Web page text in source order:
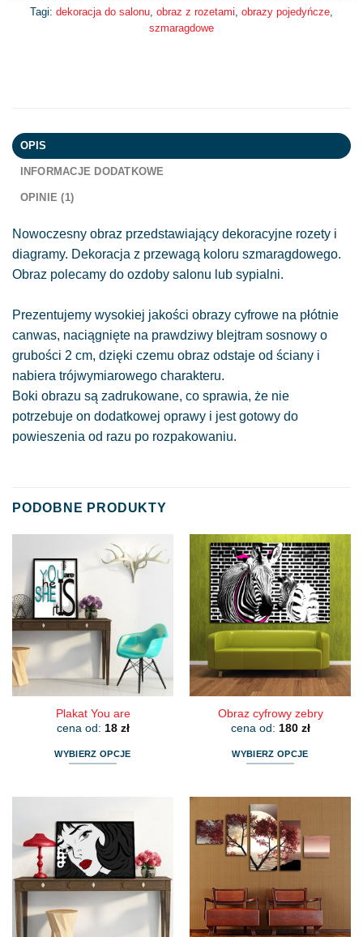
Tagi: dekoracja do salonu obraz z rozetami obrazy pojedyńcze
szmaragdowe
OPIS
INFORMACJE DODATKOWE
OPINIE (1)
Nowoczesny obraz przedstawiający dekoracyjne rozety i
diagramy. Dekoracja z przewagą koloru szmaragdowego.
Obraz polecamy do ozdoby salonu lub sypialni.
Prezentujemy wysokiej jakości obrazy cyfrowe na płótnie
canwas, naciągnięte na prawdziwy blejtram sosnowy o
grubości 2 cm, dzięki czemu obraz odstaje od ściany i
nabiera trójwymiarowego charakteru.
Boki obrazu są zadrukowane, co sprawia, że nie
potrzebuje on dodatkowej oprawy i jest gotowy do
powieszenia od razu po rozpakowaniu.
PODOBNE PRODUKTY
Plakat You are
cena od: 18 zł
WYBIERZ OPCJE
wiele
wariantów.
Opcje
można
wybrać
Obraz cyfrowy zebry
cena od: 180 zł
WYBIERZ OPCJE
ma
wiele
wariantów.
Opcje
można
wybrać
na
stronie